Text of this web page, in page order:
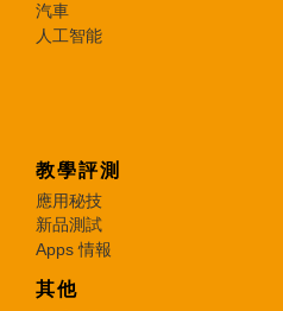
汽車
人工智能
教學評測
應用秘技
新品測試
Apps 情報
其他